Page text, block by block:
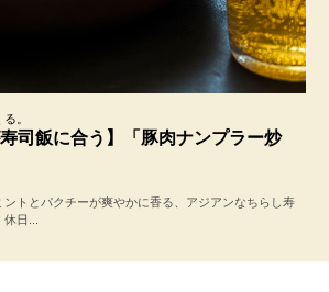
。
寿司飯に合う】「豚肉ナンプラー炒
トとパクチーが爽やかに香る、アジアンなちらし寿
日...